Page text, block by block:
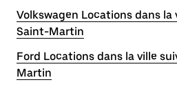
Volkswagen Locations dans la
Saint-Martin
Ford Locations dans la ville
Martin